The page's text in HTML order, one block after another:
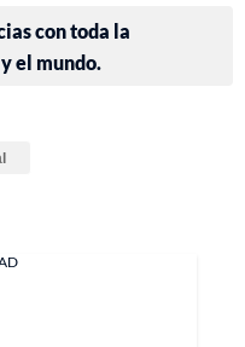
con toda la
el mundo.